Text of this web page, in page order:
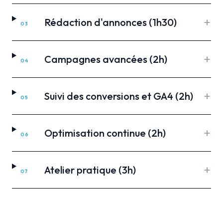
03 Rédaction d'annonces (1h30) +
04 Campagnes avancées (2h) +
05 Suivi des conversions et GA4 (2h) +
06 Optimisation continue (2h) +
07 Atelier pratique (3h) +